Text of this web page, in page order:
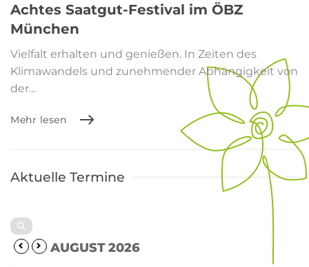
Achtes Saatgut-Festival im ÖBZ
München
Vielfalt erhalten und genießen. In Zeiten des
Klimawandels und zunehmender Abhängigkeit von
der…
Mehr lesen
Aktuelle Termine
AUGUST 2026